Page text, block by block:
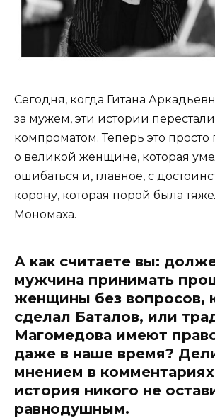
Сегодня, когда Гитана
за мужем, эти истории
компроматом. Теперь это просто
о великой женщине, которая
ошибаться и, главное, с
корону, которая порой была
Мономаха.
А как считаете вы:
мужчина принимать
женщины без вопросов,
сделал Баталов, или
Магомедова имеют
даже в наше время?
мнением в
история никого не
равнодушным.